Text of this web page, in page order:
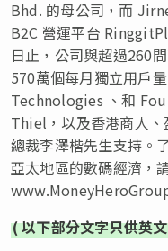
Bhd. 的母公司，而
B2C 營運平台
日止，公司與超過260
570萬個每月獨立用戶
Technologies 、和
Thiel，以及香港商人
總裁李澤楷先生支持。
亞太地區的數碼經濟，
(以下部分文字只供英